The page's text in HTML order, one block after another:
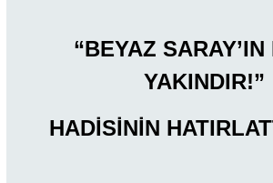
“BEYAZ SARAY’IN
YAKINDIR!”
HADİSİNİN